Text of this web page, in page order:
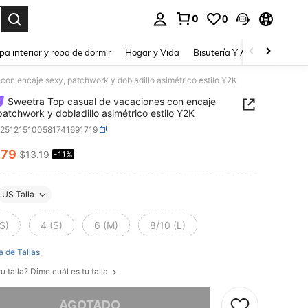
0 0
interior y ropa de dormir Hogar y Vida Bisutería Y Accesorios
encaje sexy, patchwork y dobladillo asimétrico estilo Y2K
Sweetra Top casual de vacaciones con encaje
y dobladillo asimétrico estilo Y2K
AND AVAILABILITY
$13.19 -11%
US Talla
4 (S) 6 (M) 8/10 (L)
de Tallas
talla? Dime cuál es tu talla